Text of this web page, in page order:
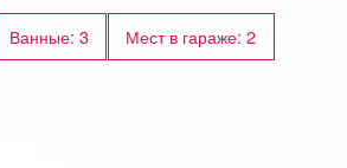
Ванные: 3 Мест в гараже: 2